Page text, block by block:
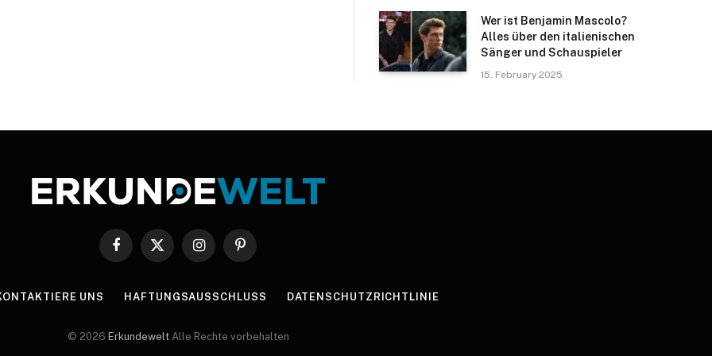
Wer ist Benjamin Mascolo?
Alles über den italienischen
Sänger und Schauspieler
15. February 2025
Facebook
X
InstagramPinterest
UNS HAFTUNGSAUSSCHLUSS DATENSCHUTZRICHTLINIE
© 2026 Erkundewelt Alle Rechte vorbehalten